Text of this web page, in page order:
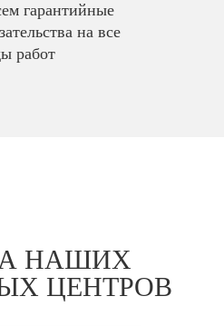
гарантийные
на все
работ
НАШИХ
ЦЕНТРОВ